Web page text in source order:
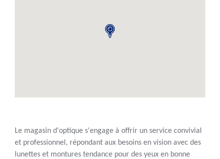
Le magasin d'optique s'engage à offrir un service convivial
et professionnel, répondant aux besoins en vision avec des
lunettes et montures tendance pour des yeux en bonne